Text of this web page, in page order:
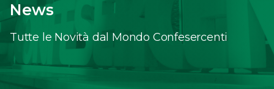
News
Tutte le Novità dal Mondo Confesercenti